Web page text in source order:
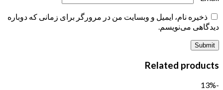
ذخیره نام، ایمیل و وبسایت من در مرورگر برای زمانی که دوباره
دیدگاهی می‌نویسم.
Related products
-13%